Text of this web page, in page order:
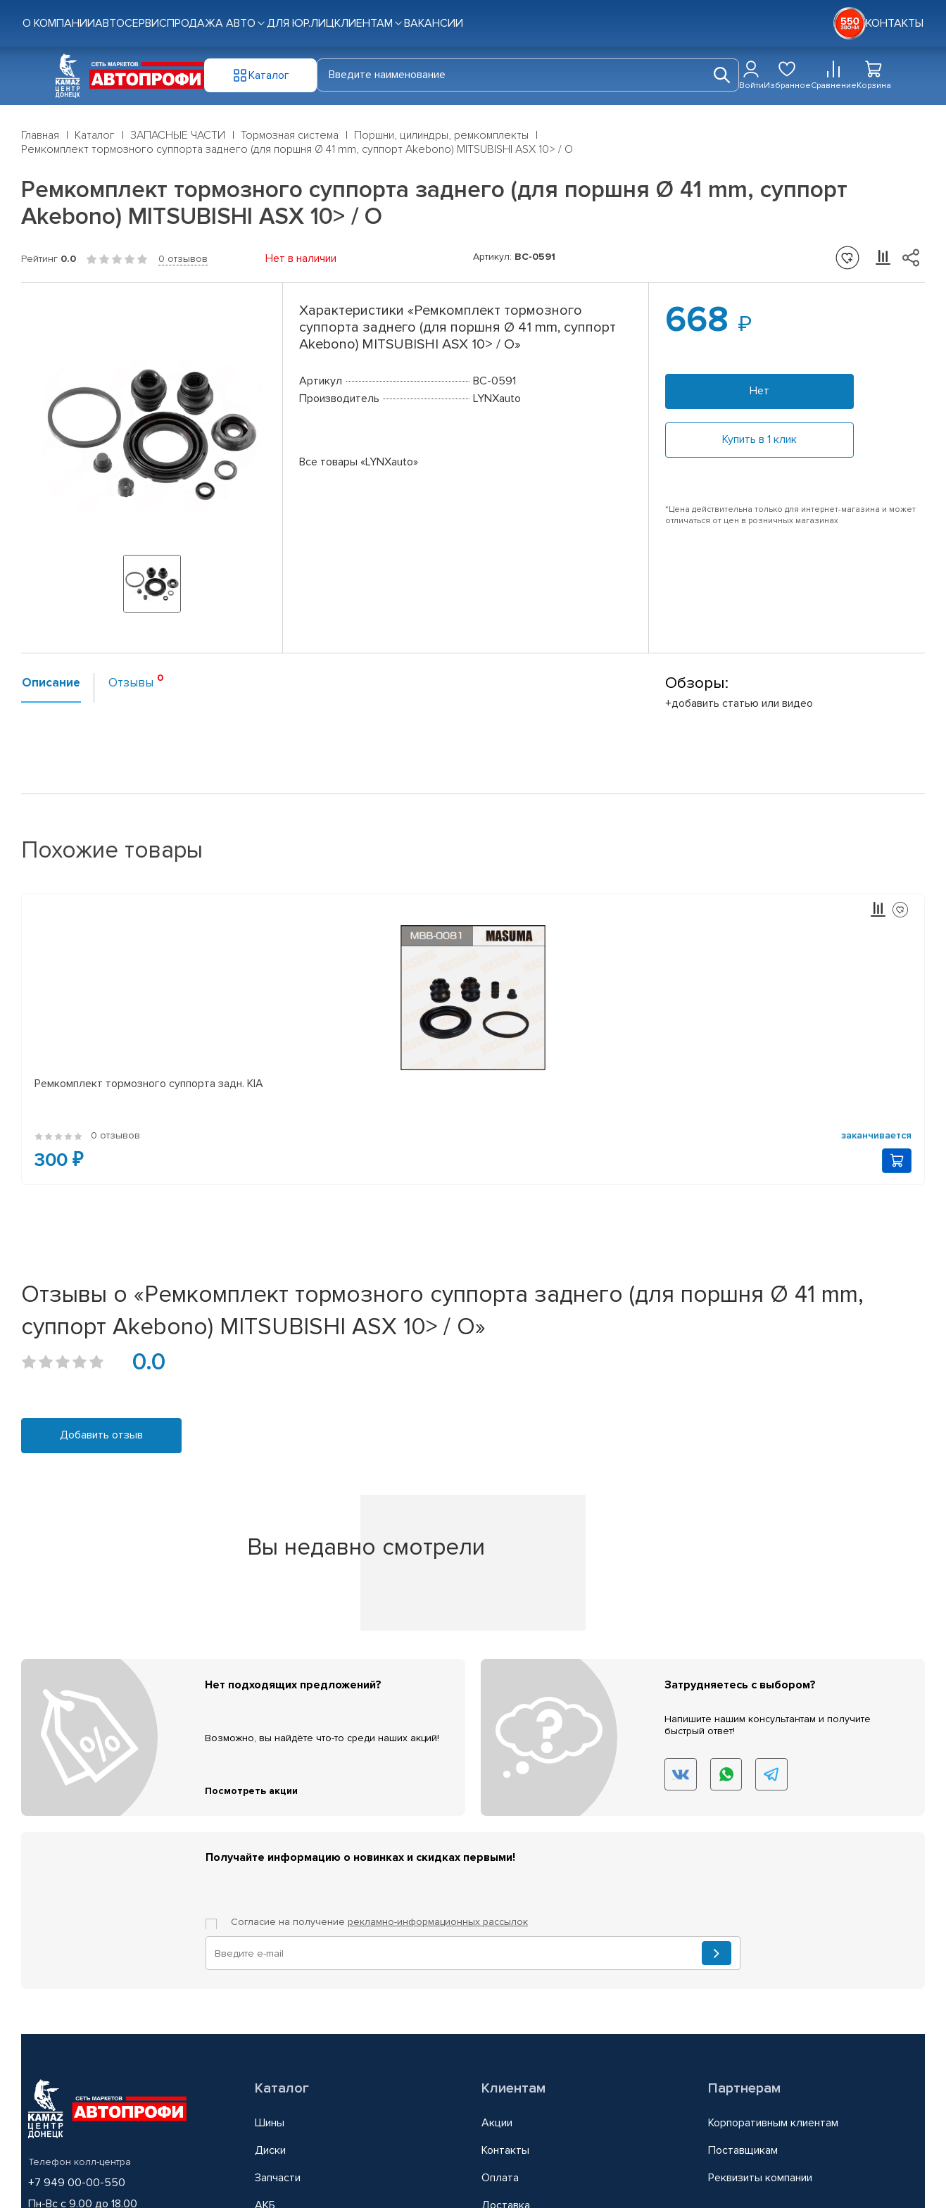
О КОМПАНИИАВТОСЕРВИСПРОДАЖА АВТО ДЛЯ ЮР.ЛИЦКЛИЕНТАМ ВАКАНСИИ КОНТАКТЫ
Каталог
ВойтиИзбранноеСравнениеКорзина
Главная Каталог ЗАПАСНЫЕ ЧАСТИ Тормозная система
Поршни, цилиндры, ремкомплекты
Ремкомплект тормозного суппорта заднего (для поршня Ø 41 mm, суппорт Akebono) MITSUBISHI ASX 10> / O
Ремкомплект тормозного суппорта заднего (для поршня Ø 41 mm, суппорт
Akebono) MITSUBISHI ASX 10> / O
Рейтинг 0.0 0 отзывов Нет в наличии Артикул: BC-0591
Характеристики «Ремкомплект тормозного
суппорта заднего (для поршня Ø 41 mm, суппорт
Akebono) MITSUBISHI ASX 10> / O»
Артикул
BC-0591
Производитель
LYNXauto
Все товары «LYNXauto»
668
Нет
Купить в 1 клик
*Цена действительна только для интернет-магазина и может
отличаться от цен в розничных магазинах
Описание Отзывы Обзоры:
+добавить статью или видео
Похожие товары
Ремкомплект тормозного суппорта задн. KIA
0 отзывов заканчивается
300 ₽
Отзывы о «Ремкомплект тормозного суппорта заднего (для поршня Ø 41 mm,
суппорт Akebono) MITSUBISHI ASX 10> / O»
0.0
Добавить отзыв
Вы недавно смотрели
Нет подходящих предложений?
Возможно, вы найдёте что-то среди наших акций!
Посмотреть акции
Затрудняетесь с выбором?
Напишите нашим консультантам и получите
быстрый ответ!
Получайте информацию о новинках и скидках первыми!
Согласие на получение рекламно-информационных рассылок
Телефон колл-центра
+7 949 00-00-550
Пн-Вс с 9.00 до 18.00
Каталог
Шины
Диски
Запчасти
АКБ
Клиентам
Акции
Контакты
Оплата
Доставка
Партнерам
Корпоративным клиентам
Поставщикам
Реквизиты компании